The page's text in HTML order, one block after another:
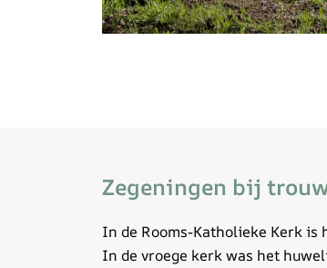
Zegeningen bij
In de Rooms-Katholieke Kerk
In de vroege kerk was het